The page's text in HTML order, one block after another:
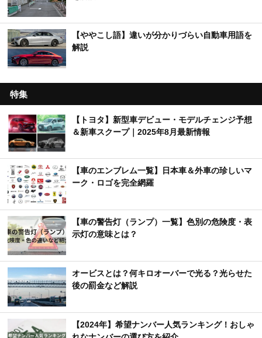
【ややこし語】違いが分かりづらい自動車用語を
解説
特集
【トヨタ】新型車デビュー・モデルチェンジ予想
＆新車スクープ｜2025年8月最新情報
【車のエンブレム一覧】日本車＆外車の珍しいマ
ーク・ロゴを完全網羅
【車の警告灯（ランプ）一覧】色別の危険度・表
示灯の意味とは？
オービスとは？何キロオーバーで光る？光らせた
後の罰金など解説
【2024年】希望ナンバー人気ランキング！おしゃ